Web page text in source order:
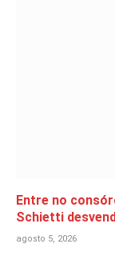
Entre no
Schietti
agosto 5, 2026